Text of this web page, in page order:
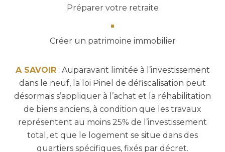
Préparer votre retraite
Créer un patrimoine immobilier
A SAVOIR: Auparavant limitée à l’investissement
dans le neuf, la loi Pinel de défiscalisation peut
désormais s’appliquer à l’achat et la réhabilitation
de biens anciens, à condition que les travaux
représentent au moins 25% de l’investissement
total, et que le logement se situe dans des
quartiers spécifiques, fixés par décret.